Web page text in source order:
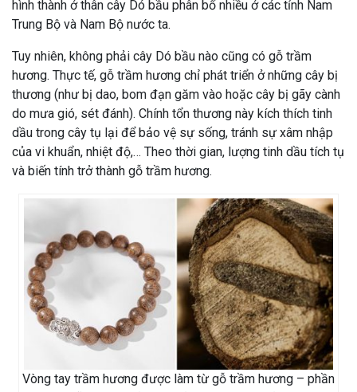
hình thành ở thân cây Dó bầu phân bố nhiều ở các tỉnh Nam
Trung Bộ và Nam Bộ nước ta.
Tuy nhiên, không phải cây Dó bầu nào cũng có gỗ trầm
hương. Thực tế, gỗ trầm hương chỉ phát triển ở những cây bị
thương (như bị dao, bom đạn găm vào hoặc cây bị gãy cành
do mưa gió, sét đánh). Chính tổn thương này kích thích tinh
dầu trong cây tụ lại để bảo vệ sự sống, tránh sự xâm nhập
của vi khuẩn, nhiệt độ,… Theo thời gian, lượng tinh dầu tích tụ
và biến tính trở thành gỗ trầm hương.
Vòng tay trầm hương được làm từ gỗ trầm hương – phần